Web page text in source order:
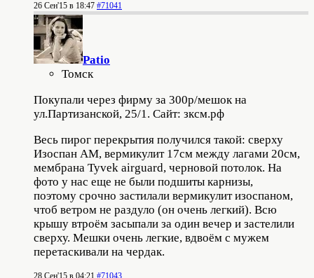
26 Сен'15 в 18:47 #71041
Patio
Томск
Покупали через фирму за 300р/мешок на
ул.Партизанской, 25/1. Сайт: зксм.рф
Весь пирог перекрытия получился такой: сверху
Изоспан АМ, вермикулит 17см между лагами 20см,
мембрана Tyvek airguard, черновой потолок. На
фото у нас еще не были подшиты карнизы,
поэтому срочно застилали вермикулит изоспаном,
чтоб ветром не раздуло (он очень легкий). Всю
крышу втроём засыпали за один вечер и застелили
сверху. Мешки очень легкие, вдвоём с мужем
перетаскивали на чердак.
28 Сен'15 в 04:21 #71043